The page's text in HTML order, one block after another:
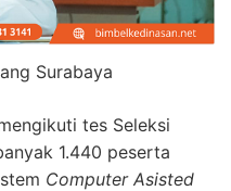
Surabaya
tes Seleksi
1.440 peserta
Computer Asisted